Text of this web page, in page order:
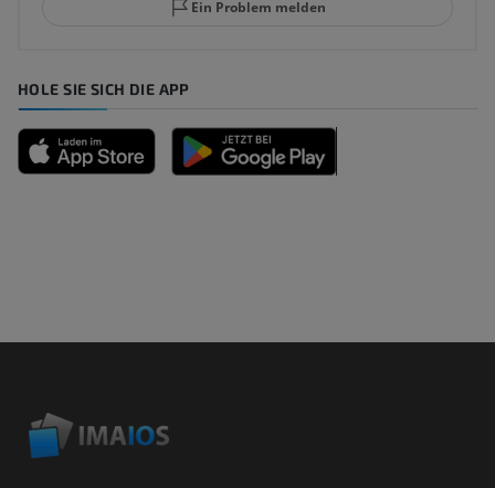
Ein Problem melden
HOLE SIE SICH DIE APP